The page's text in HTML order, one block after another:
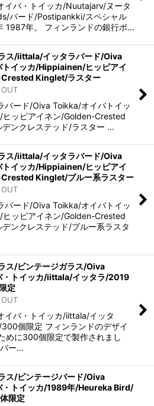
イバ・トイッカ/Nuutajarv/ヌータ
バード/Postipankki/スペシャル
1987年。 フィンランドの銀行ポ…
ス/iittala/イッタラバード/Oiva
イッカ/Hippiainen/ヒッピアイ
Kinglet/ラスター
バード/Oiva Toikka/オイバトイッ
ッピアイネン/Golden-Crested
ンクレステッド/ラスター …
ス/iittala/イッタラバード/Oiva
イッカ/Hippiainen/ヒッピアイ
Kinglet/ブルー系ラスター
バード/Oiva Toikka/オイバトイッ
ッピアイネン/Golden-Crested
ンクレステッド/ブルー系ラスタ
ス/ビンテージガラス/Oiva
トイッカ/iittala/イッタラ/2019
定
イバ・トイッカ/iittala/イッタ
個限定 フィンランドのデザイ
めに300個限定で製作されまし
ー…
ス/ビンテージバード/Oiva
トイッカ/1989年/Heureka Bird/
限定